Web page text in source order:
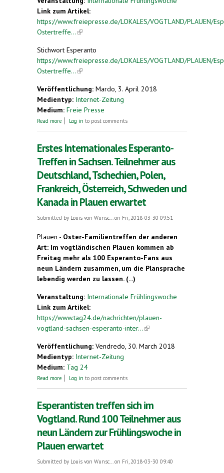
Link zum Artikel:
https://www.freiepresse.de/LOKALES/VOGTLAND/PLAUEN/
Ostertreffe...(link is external)
Stichwort Esperanto
https://www.freiepresse.de/LOKALES/VOGTLAND/PLAUEN/
Ostertreffe...(link is external)
Veröffentlichung: Mardo, 3. April 2018
Medientyp: Internet-Zeitung
Medium: Freie Presse
Read more about Esperanto-Ostertreffen erstmals im Osten
Log in to post comments
Erstes Internationales Esperanto-
Treffen in Sachsen. Teilnehmer aus
Deutschland, Tschechien, Polen,
Frankreich, Österreich, Schweden und
Kanada in Plauen erwartet
Submitted by Louis von Wunsc... on Fri, 2018-03-30 09:51
Plauen - Oster-Familientreffen der anderen
Art: Im vogtländischen Plauen kommen ab
Freitag mehr als 100 Esperanto-Fans aus
neun Ländern zusammen, um die Plansprache
lebendig werden zu lassen. (...)
Veranstaltung: Internationale Frühlingswoche
Link zum Artikel:
https://www.tag24.de/nachrichten/plauen-
vogtland-sachsen-esperanto-inter...(link is
Veröffentlichung: Vendredo, 30. March 2018
Medientyp: Internet-Zeitung
Medium: Tag 24
Read more about Erstes Internationales Esperanto-Treffen in
Kanada in Plauen erwartet
Log in to post comments
Esperantisten treffen sich im
Vogtland. Rund 100 Teilnehmer aus
neun Ländern zur Frühlingswoche in
Plauen erwartet
Submitted by Louis von Wunsc... on Fri, 2018-03-30 09:40